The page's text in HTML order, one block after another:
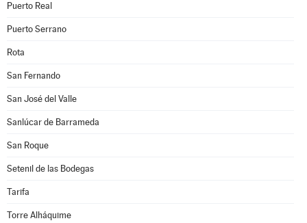
Puerto Real
Puerto Serrano
Rota
San Fernando
San José del Valle
Sanlúcar de Barrameda
San Roque
Setenil de las Bodegas
Tarifa
Torre Alháquime